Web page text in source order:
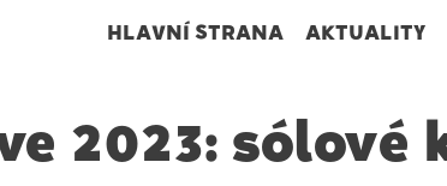
HLAVNÍ STRANA AKTUALITY
2023: sólové